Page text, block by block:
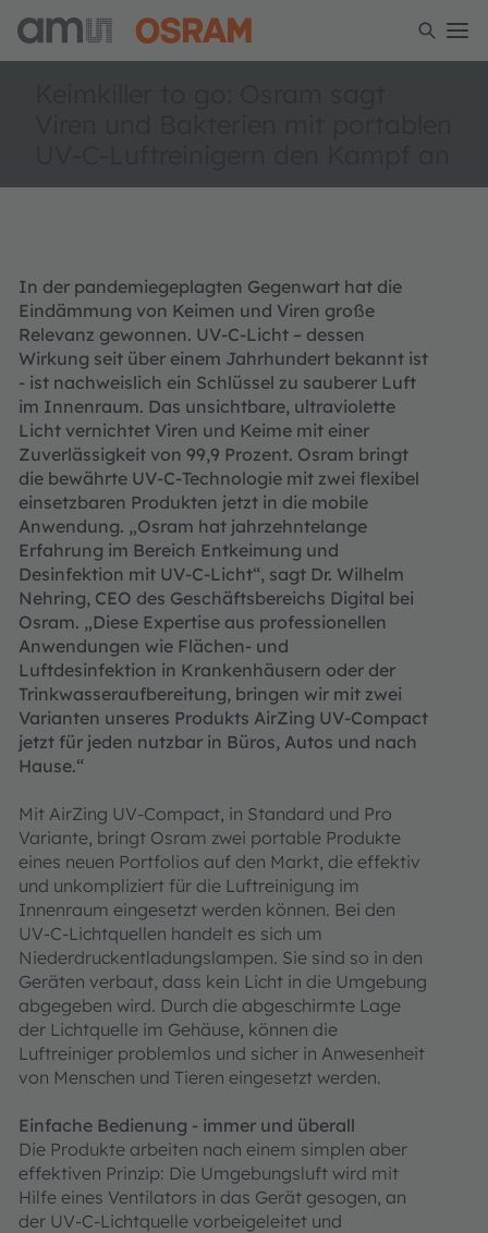
In der pandemiegeplagten Gegenwart hat die
Eindämmung von Keimen und Viren große
Relevanz gewonnen. UV-C-Licht – dessen
Wirkung seit über einem Jahrhundert bekannt ist
- ist nachweislich ein Schlüssel zu sauberer Luft
im Innenraum. Das unsichtbare, ultraviolette
Licht vernichtet Viren und Keime mit einer
Zuverlässigkeit von 99,9 Prozent. Osram bringt
die bewährte UV-C-Technologie mit zwei flexibel
einsetzbaren Produkten jetzt in die mobile
Anwendung. „Osram hat jahrzehntelange
Erfahrung im Bereich Entkeimung und
Desinfektion mit UV-C-Licht“, sagt Dr. Wilhelm
Nehring, CEO des Geschäftsbereichs Digital bei
Osram. „Diese Expertise aus professionellen
Anwendungen wie Flächen- und
Luftdesinfektion in Krankenhäusern oder der
Trinkwasseraufbereitung, bringen wir mit zwei
Varianten unseres Produkts AirZing UV-Compact
jetzt für jeden nutzbar in Büros, Autos und nach
Hause.“
Mit AirZing UV-Compact, in Standard und Pro
Variante, bringt Osram zwei portable Produkte
eines neuen Portfolios auf den Markt, die effektiv
und unkompliziert für die Luftreinigung im
Innenraum eingesetzt werden können. Bei den
UV-C-Lichtquellen handelt es sich um
Niederdruckentladungslampen. Sie sind so in den
Geräten verbaut, dass kein Licht in die Umgebung
abgegeben wird. Durch die abgeschirmte Lage
der Lichtquelle im Gehäuse, können die
Luftreiniger problemlos und sicher in Anwesenheit
von Menschen und Tieren eingesetzt werden.
Einfache Bedienung - immer und überall
Die Produkte arbeiten nach einem simplen aber
effektiven Prinzip: Die Umgebungsluft wird mit
Hilfe eines Ventilators in das Gerät gesogen, an
der UV-C-Lichtquelle vorbeigeleitet und